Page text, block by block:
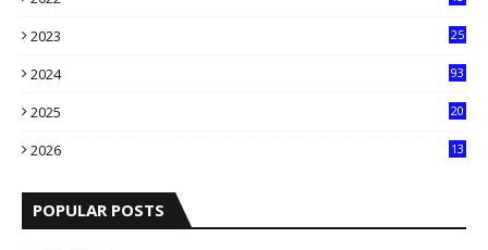
2023 25
2024 93
2025
20
2026
13
POPULAR POSTS